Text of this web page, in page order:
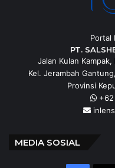
Portal
PT.
Jalan Kulan
Kel. Jerambah
Provinsi
+62
MEDIA SOSIAL